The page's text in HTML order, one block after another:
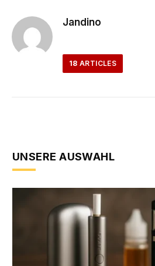
Jandino
18 ARTICLES
UNSERE AUSWAHL